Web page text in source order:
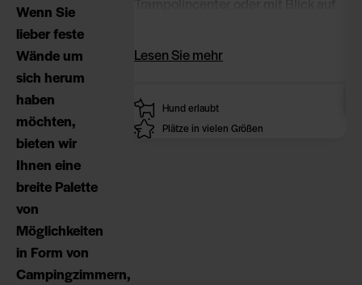
Wenn Sie
lieber feste
Wände um
sich herum
haben
möchten,
bieten wir
Ihnen eine
breite Palette
von
Möglichkeiten
in Form von
Campingzimmern,
eigenem Bad auf dem Stellplatz -
Lesen Sie mehr
Hund erlaubt
Plätze in vielen Größen